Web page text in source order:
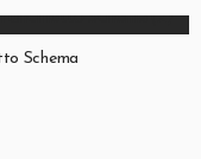
Schema